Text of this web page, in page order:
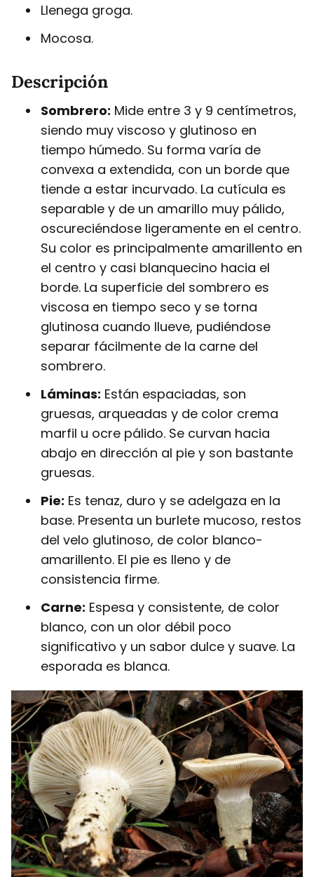
Llenega groga.
Mocosa.
Descripción
Sombrero: Mide entre 3 y 9 centímetros,
siendo muy viscoso y glutinoso en
tiempo húmedo. Su forma varía de
convexa a extendida, con un borde que
tiende a estar incurvado. La cutícula es
separable y de un amarillo muy pálido,
oscureciéndose ligeramente en el centro.
Su color es principalmente amarillento en
el centro y casi blanquecino hacia el
borde. La superficie del sombrero es
viscosa en tiempo seco y se torna
glutinosa cuando llueve, pudiéndose
separar fácilmente de la carne del
sombrero.
Láminas: Están espaciadas, son
gruesas, arqueadas y de color crema
marfil u ocre pálido. Se curvan hacia
abajo en dirección al pie y son bastante
gruesas.
Pie: Es tenaz, duro y se adelgaza en la
base. Presenta un burlete mucoso, restos
del velo glutinoso, de color blanco-
amarillento. El pie es lleno y de
consistencia firme.
Carne: Espesa y consistente, de color
blanco, con un olor débil poco
significativo y un sabor dulce y suave. La
esporada es blanca.